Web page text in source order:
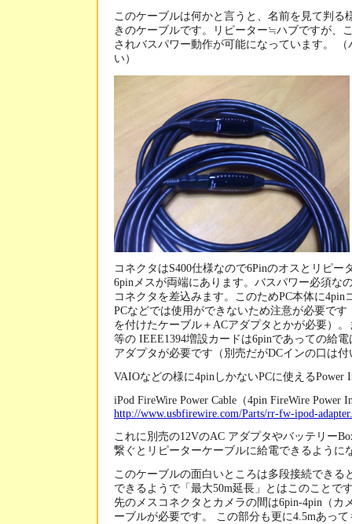
このケーブルは何かと言うと、名前を見て判る
きのケーブルです。リピーター≒ハブですが、
されバスパワー動作が可能になっています。
い）
コネクタはS400仕様なので6Pinのオスとリピー
6pinメスが両端にあります。バスパワー必須な
コネクタを差込みます。このためPC本体に4pin
PCなどでは使用ができないため注意が必要で
を付けたケーブル＋ACアダプタとかが必要）。
等の IEEE1394増設カードは6pinであっての給
アダプタが必要です（別売だがDCインの口は
VAIOなどの様に4pinしかないPCに使えるPower
iPod FireWire Power Cable（4pin FireWire Power
http://www.usbfirewire.com/Parts/rr-fw-ipod-
これに別売の12VのAC アダプタやバッテリー
繋ぐとリピーターケーブルに給電できるように
このケーブルの面白いところは多段接続できる
できるようで「最大50m延長」とはこのことで
先のメスコネクタとカメラの間は6pin-4pin（カ
ーブルが必要です。 この部分も更に4.5mあっ